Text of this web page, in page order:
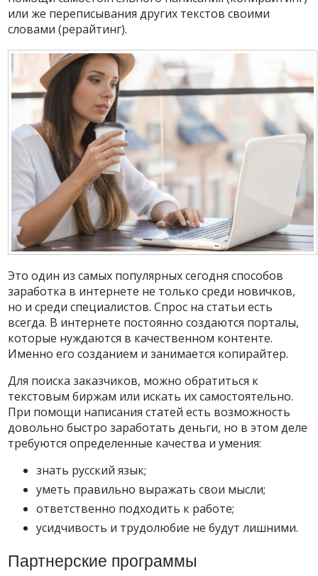
или же переписывания других текстов своими
словами (рерайтинг).
Это один из самых популярных сегодня способов
заработка в интернете не только среди новичков,
но и среди специалистов. Спрос на статьи есть
всегда. В интернете постоянно создаются порталы,
которые нуждаются в качественном контенте.
Именно его созданием и занимается копирайтер.
Для поиска заказчиков, можно обратиться к
текстовым биржам или искать их самостоятельно.
При помощи написания статей есть возможность
довольно быстро заработать деньги, но в этом деле
требуются определенные качества и умения:
знать русский язык;
уметь правильно выражать свои мысли;
ответственно подходить к работе;
усидчивость и трудолюбие не будут лишними.
Партнерские программы